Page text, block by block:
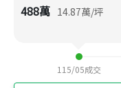
488萬 14.87萬/坪
115/05成交